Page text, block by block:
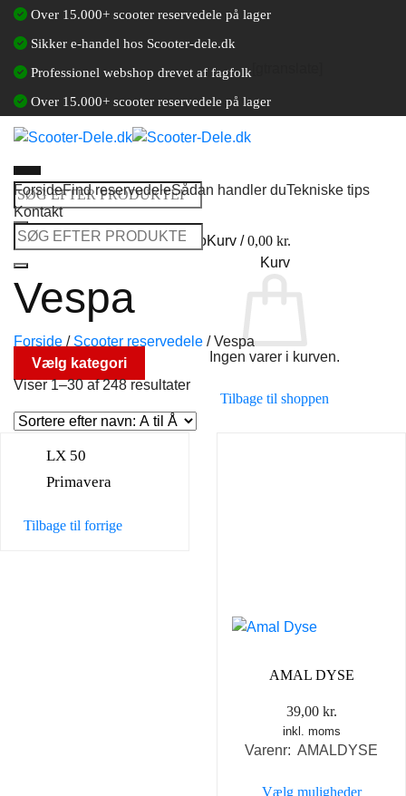
Fortsæt
indhold
Over 15.000+ scooter reservedele på lager
Sikker e-handel hos Scooter-dele.dk
Professionel webshop drevet af fagfolk
Over 15.000+ scooter reservedele på lager
Søg
efter:
Log ind / Opret en kundekontoKurv /0,00 kr.
Kurv
Ingen varer i kurven.
Tilbage til shoppen
ForsideFind reservedeleSådan handler duTekniske tips
Kontakt
Søg
efter:
Vespa
Forside / Scooter reservedele /Vespa
Vælg kategori
Viser 1–30 af 248 resultater
LX 50
Primavera
Tilbage til forrige
AMAL DYSE
39,00 kr.
inkl. moms
Varenr: AMALDYSE
Vælg muligheder